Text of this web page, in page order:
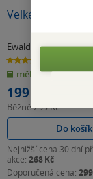
Velké léto
Ewald Arenz
4.2
z
5
hvězdiček
měkká vazba
199 Kč
Běžně299 Kč
Do
Nejnižší cena 30 dní
akce: 268 Kč
Doporučená cena: